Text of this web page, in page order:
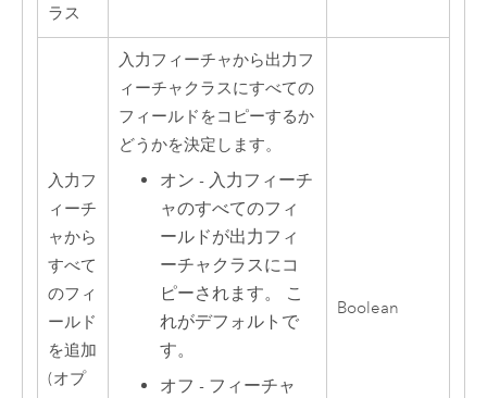
ラス
入力フ
ィーチ
ャから
すべて
のフィ
ールド
を追加
(オプ
入力フィーチャから出力フ
ィーチャクラスにすべての
フィールドをコピーするか
どうかを決定します。
オン - 入力フィーチ
ャのすべてのフィ
ールドが出力フィ
ーチャクラスにコ
ピーされます。 こ
れがデフォルトで
す。
オフ - フィーチャ
Boolean